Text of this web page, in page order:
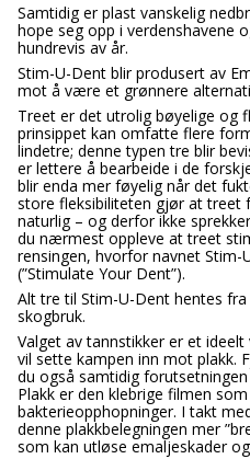
Samtidig er plast vanskelig
hope seg opp i verdenshavene
hundrevis av år.
Stim-U-Dent blir produsert av
mot å være et grønnere
Treet er det utrolig bøyelige og
prinsippet kan omfatte flere
lindetre; denne typen tre blir
er lettere å bearbeide i de
blir enda mer føyelig når det
store fleksibiliteten gjør at treet
naturlig – og derfor ikke
du nærmest oppleve at treet
rensingen, hvorfor navnet Stim-
(”Stimulate Your Dent”).
Alt tre til Stim-U-Dent hentes
skogbruk.
Valget av tannstikker er et
vil sette kampen inn mot plakk.
du også samtidig
Plakk er den klebrige filmen
bakterieopphopninger. I takt
denne plakkbelegningen mer
som kan utløse emaljeskader